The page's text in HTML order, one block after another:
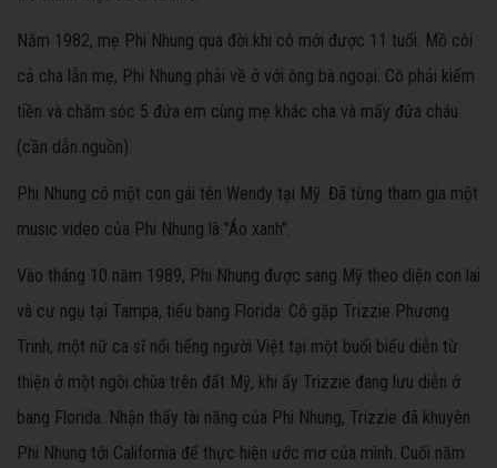
Năm 1982, mẹ Phi Nhung qua đời khi cô mới được 11 tuổi. Mồ côi
cả cha lẫn mẹ, Phi Nhung phải về ở với ông bà ngoại. Cô phải kiếm
tiền và chăm sóc 5 đứa em cùng mẹ khác cha và mấy đứa cháu
(cần dẫn nguồn).
Phi Nhung có một con gái tên Wendy tại Mỹ. Đã từng tham gia một
music video của Phi Nhung là "Áo xanh".
Vào tháng 10 năm 1989, Phi Nhung được sang Mỹ theo diện con lai
và cư ngụ tại Tampa, tiểu bang Florida. Cô gặp Trizzie Phương
Trinh, một nữ ca sĩ nổi tiếng người Việt tại một buổi biểu diễn từ
thiện ở một ngôi chùa trên đất Mỹ, khi ấy Trizzie đang lưu diễn ở
bang Florida. Nhận thấy tài năng của Phi Nhung, Trizzie đã khuyên
Phi Nhung tới California để thực hiện ước mơ của mình. Cuối năm